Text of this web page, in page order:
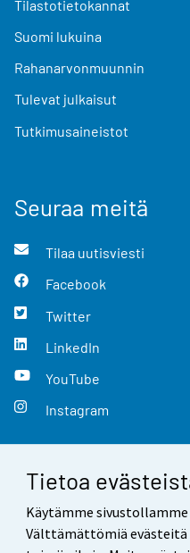
Tietoa
Käytämme
Välttämättömiä
Tilastotietokannat
Suomi lukuina
Rahanarvonmuunnin
Tulevat julkaisut
Tutkimusaineistot
Seuraa meitä
Tilaa uutisviesti
Facebook
Twitter
LinkedIn
YouTube
Instagram
Yhteystiedot
Palaute